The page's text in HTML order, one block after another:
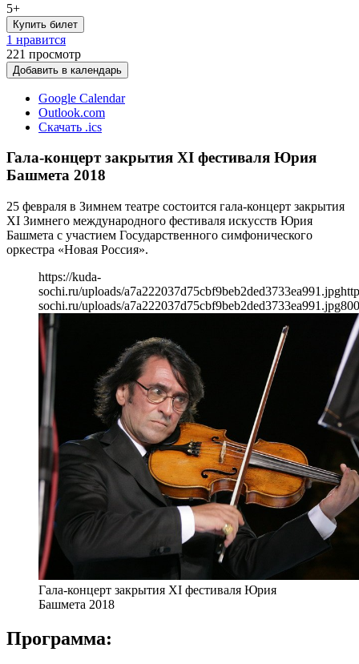
5+
Купить билет
1 нравится
221 просмотр
Добавить в календарь
Google Calendar
Outlook.com
Скачать .ics
Гала-концерт закрытия ХI фестиваля Юрия
Башмета 2018
25 февраля в Зимнем театре состоится гала-концерт закрытия
XI Зимнего международного фестиваля искусств Юрия
Башмета с участием Государственного симфонического
оркестра «Новая Россия».
https://kuda-
sochi.ru/uploads/a7a222037d75cbf9beb2ded3733ea991.jpg
sochi.ru/uploads/a7a222037d75cbf9beb2ded3733ea991.jpg800
Гала-концерт закрытия ХI фестиваля Юрия
Башмета 2018
Программа: